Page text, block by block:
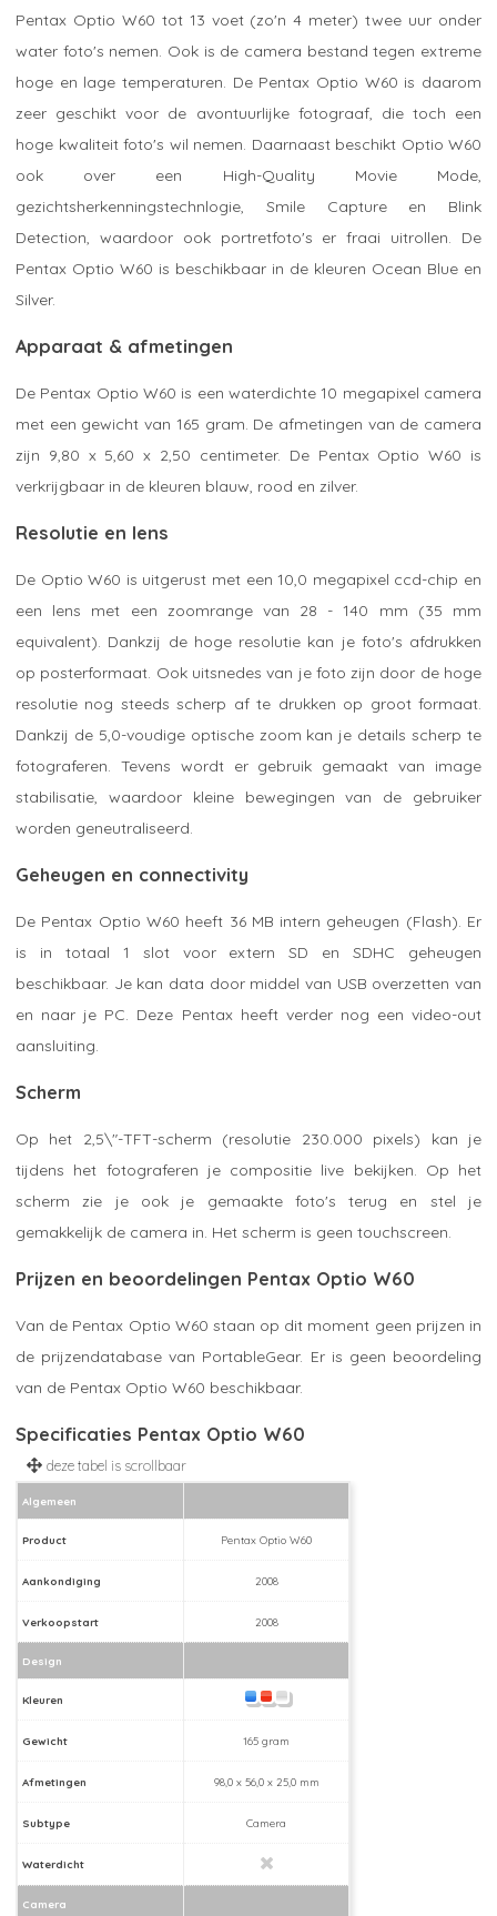
Pentax Optio W60 tot 13 voet (zo'n 4 meter) twee uur onder
water foto's nemen. Ook is de camera bestand tegen extreme
hoge en lage temperaturen. De Pentax Optio W60 is daarom
zeer geschikt voor de avontuurlijke fotograaf, die toch een
hoge kwaliteit foto's wil nemen. Daarnaast beschikt Optio W60
ook over een High-Quality Movie Mode,
gezichtsherkenningstechnlogie, Smile Capture en Blink
Detection, waardoor ook portretfoto's er fraai uitrollen. De
Pentax Optio W60 is beschikbaar in de kleuren Ocean Blue en
Silver.
Apparaat & afmetingen
De Pentax Optio W60 is een waterdichte 10 megapixel camera
met een gewicht van 165 gram. De afmetingen van de camera
zijn 9,80 x 5,60 x 2,50 centimeter. De Pentax Optio W60 is
verkrijgbaar in de kleuren blauw, rood en zilver.
Resolutie en lens
De Optio W60 is uitgerust met een 10,0 megapixel ccd-chip en
een lens met een zoomrange van 28 - 140 mm (35 mm
equivalent). Dankzij de hoge resolutie kan je foto's afdrukken
op posterformaat. Ook uitsnedes van je foto zijn door de hoge
resolutie nog steeds scherp af te drukken op groot formaat.
Dankzij de 5,0-voudige optische zoom kan je details scherp te
fotograferen. Tevens wordt er gebruik gemaakt van image
stabilisatie, waardoor kleine bewegingen van de gebruiker
worden geneutraliseerd.
Geheugen en connectivity
De Pentax Optio W60 heeft 36 MB intern geheugen (Flash). Er
is in totaal 1 slot voor extern SD en SDHC geheugen
beschikbaar. Je kan data door middel van USB overzetten van
en naar je PC. Deze Pentax heeft verder nog een video-out
aansluiting.
Scherm
Op het 2,5\"-TFT-scherm (resolutie 230.000 pixels) kan je
tijdens het fotograferen je compositie live bekijken. Op het
scherm zie je ook je gemaakte foto's terug en stel je
gemakkelijk de camera in. Het scherm is geen touchscreen.
Prijzen en beoordelingen Pentax Optio W60
Van de Pentax Optio W60 staan op dit moment geen prijzen in
de prijzendatabase van PortableGear. Er is geen beoordeling
van de Pentax Optio W60 beschikbaar.
Specificaties Pentax Optio W60
Algemeen
Product Pentax Optio W60
Aankondiging 2008
Verkoopstart 2008
Design
Kleuren
Gewicht 165 gram
Afmetingen 98,0 x 56,0 x 25,0 mm
Subtype Camera
Waterdicht
Camera